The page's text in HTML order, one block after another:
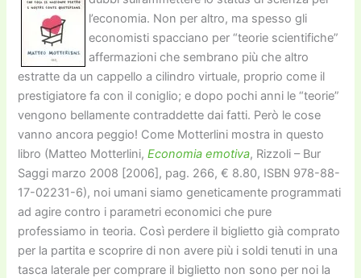
l’economia. Non per altro, ma spesso gli
economisti spacciano per “teorie scientifiche”
affermazioni che sembrano più che altro
estratte da un cappello a cilindro virtuale, proprio come il
prestigiatore fa con il coniglio; e dopo pochi anni le “teorie”
vengono bellamente contraddette dai fatti. Però le cose
vanno ancora peggio! Come Motterlini mostra in questo
libro (Matteo Motterlini,Economia emotiva, Rizzoli – Bur
Saggi marzo 2008 [2006], pag. 266, € 8.80, ISBN 978-88-
17-02231-6), noi umani siamo geneticamente programmati
ad agire contro i parametri economici che pure
professiamo in teoria. Così perdere il biglietto già comprato
per la partita e scoprire di non avere più i soldi tenuti in una
tasca laterale per comprare il biglietto non sono per noi la